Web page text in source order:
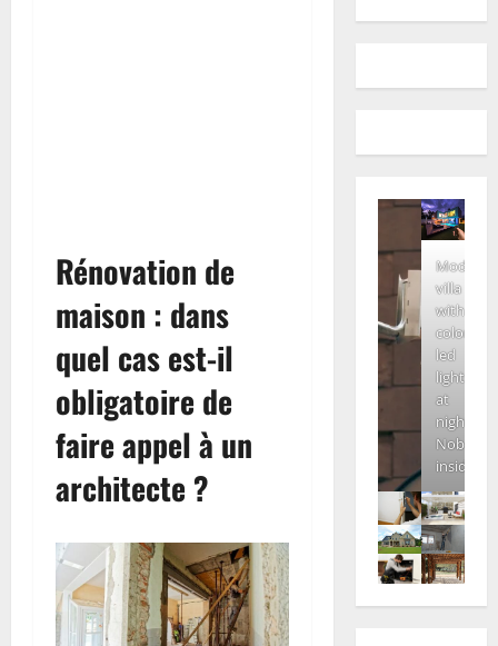
Rénovation de
maison : dans
quel cas est-il
obligatoire de
faire appel à un
architecte ?
Modern
villa
with
colored
led
lights
at
night.
Nobody
inside